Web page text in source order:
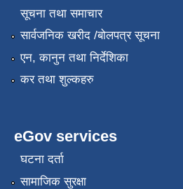
सूचना तथा समाचार
सार्वजनिक खरीद /बोलपत्र सूचना
एन, कानुन तथा निर्देशिका
कर तथा शुल्कहरु
eGov services
घटना दर्ता
सामाजिक सुरक्षा